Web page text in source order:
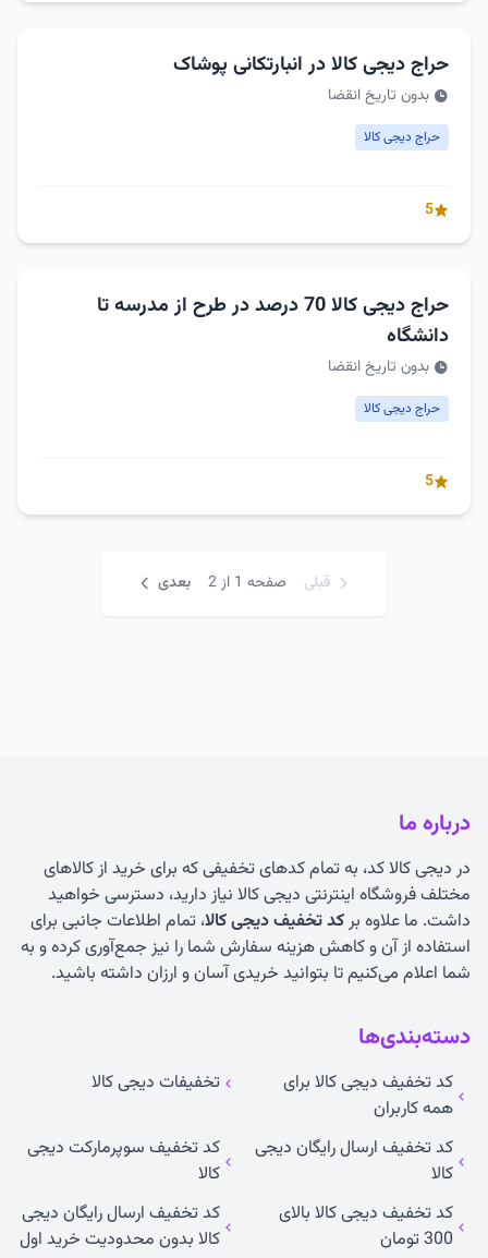
حراج دیجی کالا در انبارتکانی پوشاک
بدون تاریخ انقضا
حراج دیجی کالا
5
حراج دیجی کالا 70 درصد در طرح از مدرسه تا
دانشگاه
بدون تاریخ انقضا
حراج دیجی کالا
5
قبلی صفحه 1 از 2 بعدی
درباره ما
در دیجی کالا کد، به تمام کدهای تخفیفی که برای خرید از کالاهای
مختلف فروشگاه اینترنتی دیجی کالا نیاز دارید، دسترسی خواهید
داشت. ما علاوه برکد تخفیف دیجی کالا، تمام اطلاعات جانبی برای
استفاده از آن و کاهش هزینه سفارش شما را نیز جمع‌آوری کرده و به
شما اعلام می‌کنیم تا بتوانید خریدی آسان و ارزان داشته باشید.
دسته‌بندی‌ها
کد تخفیف دیجی کالا برای
همه کاربران
تخفیفات دیجی کالا
کد تخفیف ارسال رایگان دیجی
کالا
کد تخفیف سوپرمارکت دیجی
کالا
کد تخفیف دیجی کالا بالای
300 تومان
کد تخفیف ارسال رایگان دیجی
کالا بدون محدودیت خرید اول